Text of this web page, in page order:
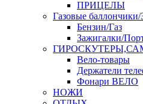
ПРИЦЕЛЫ
Газовые
Бензин/Газ
Зажигалки/
Вело-товары
Держатели
Фонари ВЕЛО
НОЖИ